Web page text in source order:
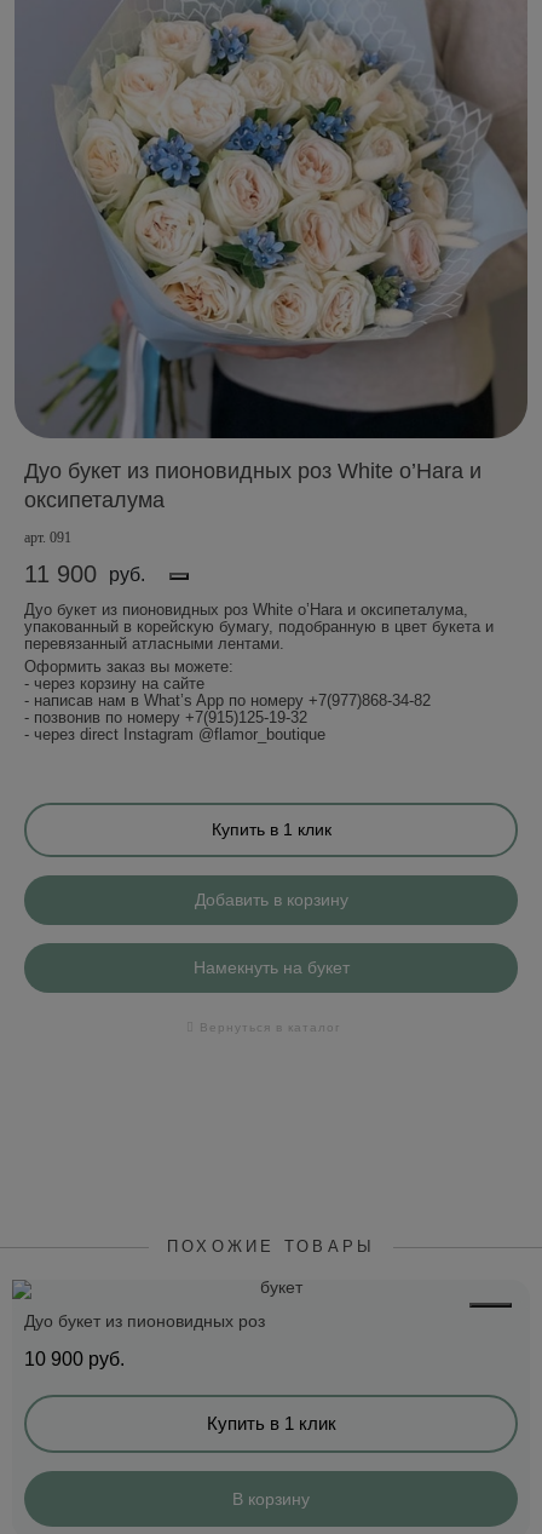
Дуо букет из пионовидных роз White o’Hara и
оксипеталума
арт. 091
Дуо букет из пионовидных роз White o’Hara и оксипеталума,
упакованный в корейскую бумагу, подобранную в цвет букета и
перевязанный атласными лентами.
Оформить заказ вы можете:
- через корзину на сайте
- написав нам в What’s App по номеру +7(977)868-34-82
- позвонив по номеру +7(915)125-19-32
- через direct Instagram @flamor_boutique
11 900 руб.
Купить в 1 клик
Добавить в корзину
Намекнуть на букет
Вернуться в каталог
ПОХОЖИЕ ТОВАРЫ
Дуо букет из пионовидных роз
10 900 руб.
Купить в 1 клик
В корзину